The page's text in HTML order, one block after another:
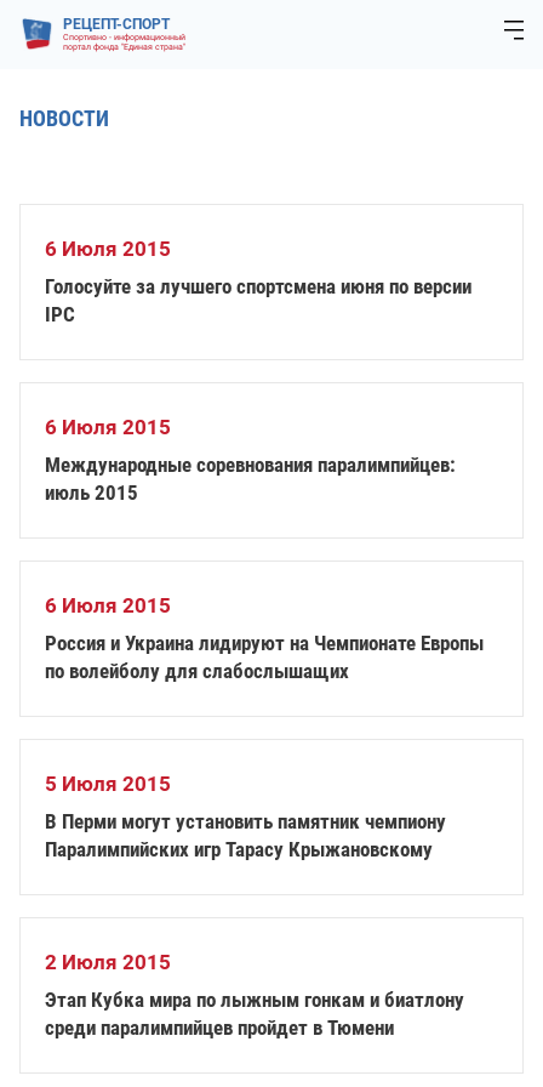
РЕЦЕПТ-СПОРТ
Спортивно - информационный
портал фонда "Единая страна"
НОВОСТИ
6 Июля 2015
Голосуйте за лучшего спортсмена июня по версии
IPC
6 Июля 2015
Международные соревнования паралимпийцев:
июль 2015
6 Июля 2015
Россия и Украина лидируют на Чемпионате Европы
по волейболу для слабослышащих
5 Июля 2015
В Перми могут установить памятник чемпиону
Паралимпийских игр Тарасу Крыжановскому
2 Июля 2015
Этап Кубка мира по лыжным гонкам и биатлону
среди паралимпийцев пройдет в Тюмени